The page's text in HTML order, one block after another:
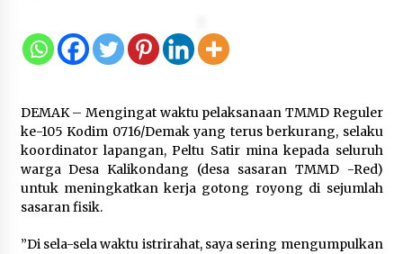
Terkait Perkara Tata Kelola MBG di
BGN
Memasuki Usia ke-59, ASEAN Harus
Terus Memperjuangkan
Kepentingan Rakyatnya di Tengah
10 Agustus 2026
DEMAK – Mengingat waktu pelaksanaan TMMD Reguler
ke-105 Kodim 0716/Demak yang terus berkurang, selaku
koordinator lapangan, Peltu Satir mina kepada seluruh
warga Desa Kalikondang (desa sasaran TMMD -Red)
untuk meningkatkan kerja gotong royong di sejumlah
sasaran fisik.
”Di sela-sela waktu istrirahat, saya sering mengumpulkan